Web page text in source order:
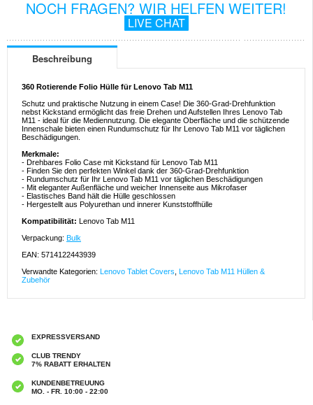
NOCH FRAGEN? WIR HELFEN WEITER!
LIVE CHAT
Beschreibung
360 Rotierende Folio Hülle für Lenovo Tab M11
Schutz und praktische Nutzung in einem Case! Die 360-Grad-Drehfunktion
nebst Kickstand ermöglicht das freie Drehen und Aufstellen Ihres Lenovo Tab
M11 - ideal für die Mediennutzung. Die elegante Oberfläche und die schützende
Innenschale bieten einen Rundumschutz für Ihr Lenovo Tab M11 vor täglichen
Beschädigungen.
Merkmale:
- Drehbares Folio Case mit Kickstand für Lenovo Tab M11
- Finden Sie den perfekten Winkel dank der 360-Grad-Drehfunktion
- Rundumschutz für Ihr Lenovo Tab M11 vor täglichen Beschädigungen
- Mit eleganter Außenfläche und weicher Innenseite aus Mikrofaser
- Elastisches Band hält die Hülle geschlossen
- Hergestellt aus Polyurethan und innerer Kunststoffhülle
Kompatibilität:
Lenovo Tab M11
Verpackung: Bulk
EAN: 5714122443939
Verwandte Kategorien:
Lenovo Tablet Covers
Lenovo Tab M11 Hüllen &
Zubehör
EXPRESSVERSAND
CLUB TRENDY
7% RABATT ERHALTEN
KUNDENBETREUUNG
MO. - FR. 10:00 - 22:00